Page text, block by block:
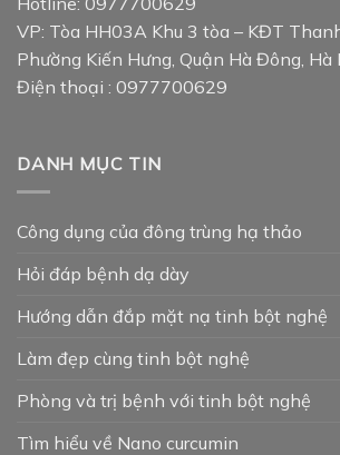
VP: Tòa HH03A Khu 3 tòa – KĐT
Phường Kiến Hưng, Quận Hà Đông, Hà
Điện thoại : 0977700629
DANH MỤC TIN
Công dụng của đông trùng hạ thảo
Hỏi đáp bệnh dạ dày
Hướng dẫn đắp mặt nạ tinh bột nghệ
Làm đẹp cùng tinh bột nghệ
Phòng và trị bệnh với tinh bột nghệ
Tìm hiểu về Nano curcumin